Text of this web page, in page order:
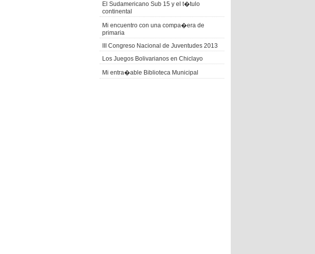
El Sudamericano Sub 15 y el t�tulo
continental
Mi encuentro con una compa�era de
primaria
III Congreso Nacional de Juventudes 2013
Los Juegos Bolivarianos en Chiclayo
Mi entra�able Biblioteca Municipal